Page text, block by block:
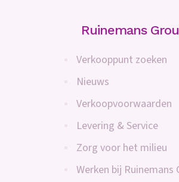
Ruinemans
Verkooppunt zoeken
Nieuws
Verkoopvoorwaarden
Levering & Service
Zorg voor het milieu
Werken bij Ruinemans